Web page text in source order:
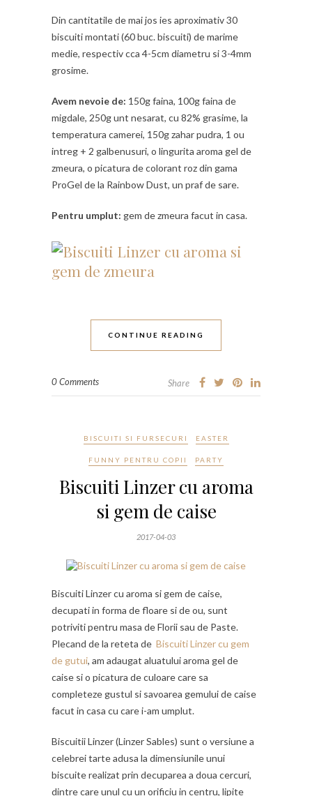
Din cantitatile de mai jos ies aproximativ 30
biscuiti montati (60 buc. biscuiti) de marime
medie, respectiv cca 4-5cm diametru si 3-4mm
grosime.
Avem nevoie de: 150g faina, 100g faina de
migdale, 250g unt nesarat, cu 82% grasime, la
temperatura camerei, 150g zahar pudra, 1 ou
intreg + 2 galbenusuri, o lingurita aroma gel de
zmeura, o picatura de colorant roz din gama
ProGel de la Rainbow Dust, un praf de sare.
Pentru umplut: gem de zmeura facut in casa.
CONTINUE READING
0 Comments Share
BISCUITI SI FURSECURI EASTER
FUNNY PENTRU COPII PARTY
Biscuiti Linzer cu aroma
si gem de caise
2017-04-03
Biscuiti Linzer cu aroma si gem de caise,
decupati in forma de floare si de ou, sunt
potriviti pentru masa de Florii sau de Paste.
Plecand de la reteta de Biscuiti Linzer cu gem
de gutui, am adaugat aluatului aroma gel de
caise si o picatura de culoare care sa
completeze gustul si savoarea gemului de caise
facut in casa cu care i-am umplut.
Biscuitii Linzer (Linzer Sables) sunt o versiune a
celebrei tarte adusa la dimensiunile unui
biscuite realizat prin decuparea a doua cercuri,
dintre care unul cu un orificiu in centru, lipite